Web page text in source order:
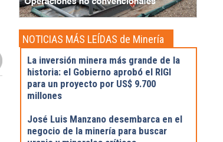
NOTICIAS MÁS LEÍDAS de Minería
La inversión minera más grande de la
historia: el Gobierno aprobó el RIGI
para un proyecto por US$ 9.700
millones
José Luis Manzano desembarca en el
negocio de la minería para buscar